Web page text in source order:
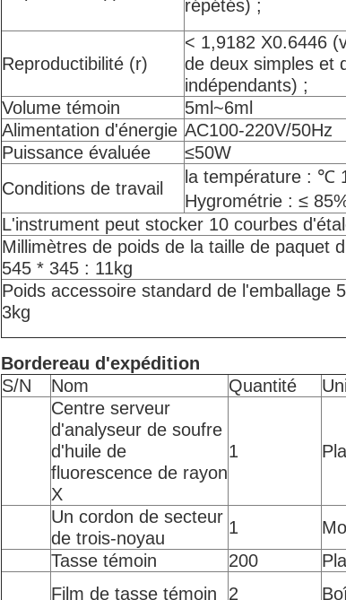
répétés) ;
Reproductibilité (r)
< 1,9182 X0.6446
de deux simples et
indépendants) ;
Volume témoin
5ml~6ml
Alimentation d'énergie AC100-220V/50Hz
Puissance évaluée
≤50W
Conditions de travail
la température : ℃
Hygrométrie : ≤
L'instrument peut stocker 10 courbes
Millimètres de poids de la taille de paquet
545 * 345 : 11kg
Poids accessoire standard de l'emballage
3kg
Bordereau d'expédition
S/N
Nom Quantité
Centre serveur
d'analyseur de soufre
d'huile de
fluorescence de rayon
X
1
Un cordon de secteur
de trois-noyau
1
Tasse témoin
200
Film de tasse témoin
2